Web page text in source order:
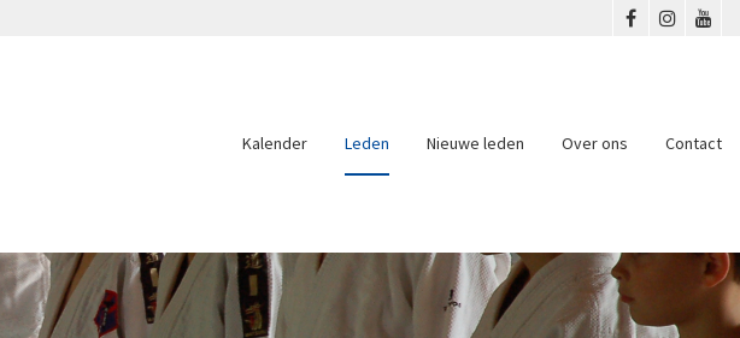
Kalender Leden Nieuwe leden Over ons Contact